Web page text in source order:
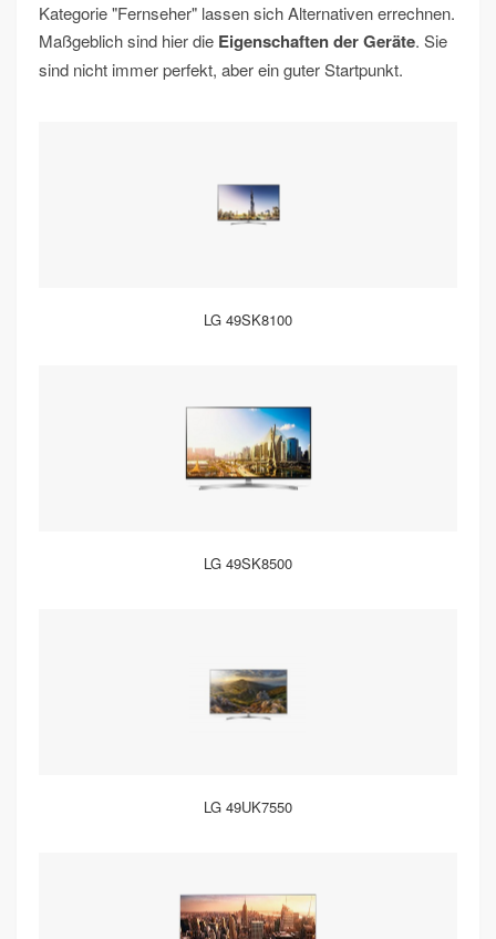
Kategorie "Fernseher" lassen sich Alternativen errechnen.
Maßgeblich sind hier die Eigenschaften der Geräte. Sie
sind nicht immer perfekt, aber ein guter Startpunkt.
LG 49SK8100
LG 49SK8500
LG 49UK7550